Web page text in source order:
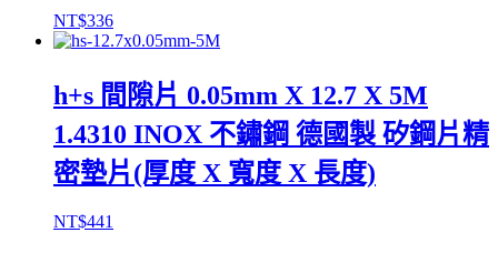
NT$336
h+s 間隙片 0.05mm X 12.7 X 5M
1.4310 INOX 不鏽鋼 德國製 矽鋼片精
密墊片(厚度 X 寬度 X 長度)
NT$441